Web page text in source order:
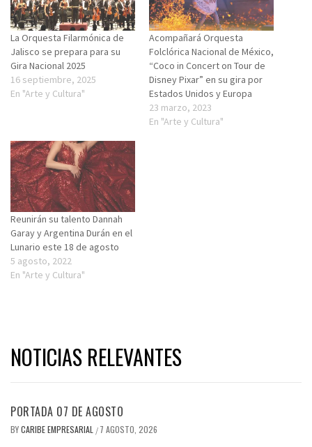
La Orquesta Filarmónica de
Jalisco se prepara para su
Gira Nacional 2025
16 septiembre, 2025
En "Arte y Cultura"
Acompañará Orquesta
Folclórica Nacional de México,
“Coco in Concert on Tour de
Disney Pixar” en su gira por
Estados Unidos y Europa
23 marzo, 2023
En "Arte y Cultura"
Reunirán su talento Dannah
Garay y Argentina Durán en el
Lunario este 18 de agosto
5 agosto, 2022
En "Arte y Cultura"
NOTICIAS RELEVANTES
PORTADA 07 DE AGOSTO
BYCARIBE EMPRESARIAL / 7 AGOSTO, 2026